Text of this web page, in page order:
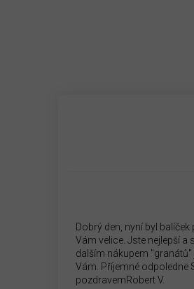
Dobrý den, nyní byl balíček
Vám velice. Jste nejlepší a
dalším nákupem "granátů"
Vám. Příjemné odpoledne
pozdravemRobert V.